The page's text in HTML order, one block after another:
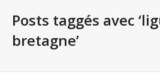
Posts taggés avec
bretagne’